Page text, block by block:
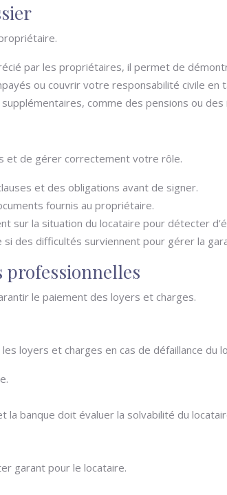
par les propriétaires, il permet de
ou couvrir votre responsabilité civile en
comme des pensions ou
et de gérer correctement votre rôle.
et des obligations avant de signer.
fournis au propriétaire.
sur la situation du locataire pour détecter
si des difficultés surviennent pour gérer la
professionnelles
le paiement des loyers et charges.
loyers et charges en cas de défaillance du
banque doit évaluer la solvabilité du
garant pour le locataire.